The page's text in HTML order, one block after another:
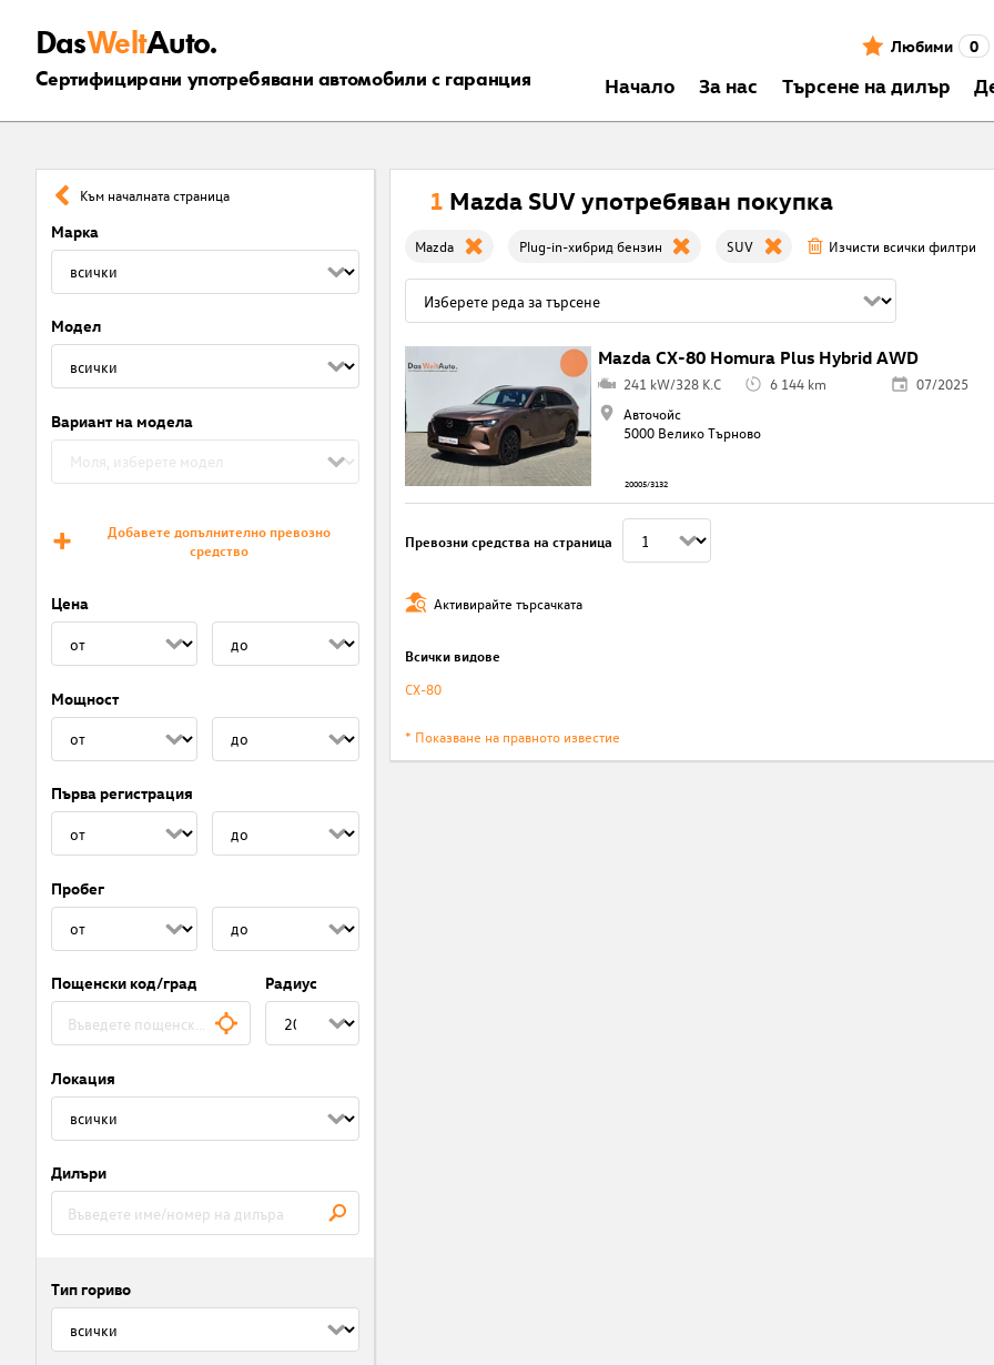
DasWeltAuto.
Сертифицирани употребявани автомобили с гаранция
Любими 0
Началo За нас Търсене на дилър
Към началната страница
Марка
Модел
Вариант на модела
Добавете допълнително превозно
средство
Цена
Мощност
Първа регистрация
Пробег
Пощенски код/град Радиус
Локация
Дилъри
Тип гориво
1 Mazda SUV употребяван покупка
Mazda Plug-in-хибрид бензин SUV Изчисти всички филтри
Mazda CX-80 Homura Plus Hybrid AWD
241 kW/328 K.C 6 144 km
07/2025
Авточойс
5000 Велико Търново
20005/3132
Превозни средства на страница
Активирайте търсачката
Всички видове
CX-80
* Показване на правното известие